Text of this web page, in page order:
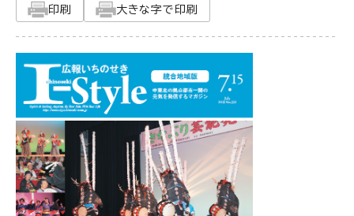
印刷
大きな字で印刷